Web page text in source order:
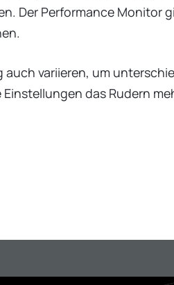
Der Performance
variieren, um
das Rudern